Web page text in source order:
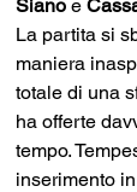
Siano e
La partita si
maniera
totale di una
ha offerte
tempo.
inserimento